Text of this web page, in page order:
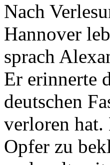
Nach
Hannover
sprach
Er erinnerte
deutschen
verloren hat.
Opfer zu